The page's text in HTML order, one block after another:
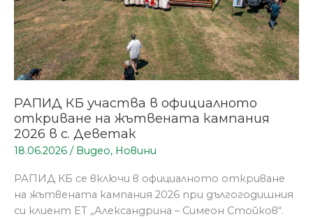
РАПИД КБ участва в официалното
откриване на жътвената кампания
2026 в с. Деветак
18.06.2026 / Видео, Новини
РАПИД КБ се включи в официалното откриване
на жътвената кампания 2026 при дългогодишния
си клиент ЕТ „Александрина – Симеон Стойков“.
жътвената
кампания
2026
в
с.